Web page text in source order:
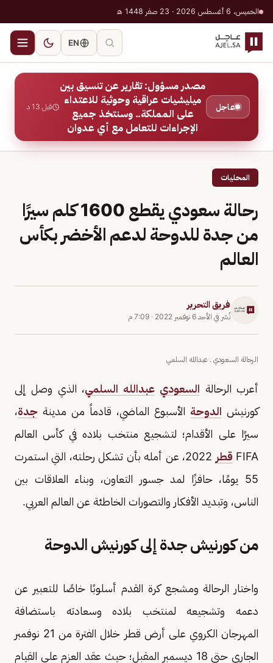
الخميس، 6 أغسطس 2026 · 23 صفر 1448 هـ
EN
عاجل
مصدر مسؤول: تقارير عن تنسيق بين
ميليشيات عراقية وحوثية للاعتداء
على المملكة.. وسنتخذ جميع
الإجراءات للتعامل مع أي عدوان
قبل 13 د
المحليات
رحالة سعودي يقطع 1600 كلم سيرًا
من جدة للدوحة لدعم الأخضر بكأس
العالم
فريق التحرير
نُشر في الأحد 6 نوفمبر 2022 · 7:09 م
الرحالة السعودي ـ عبدالله السلمي
أعرب الرحالة السعودي عبدالله السلمي، الذي وصل إلى
كورنيش الدوحة الأسبوع الماضي، قادماً من مدينة جدة،
سيرًا على الأقدام؛ لتشجيع منتخب بلاده في كأس العالم
FIFA قطر
2022، عن أمله بأن تشكل رحلته، التي استمرت
55 يومًا، حافزًا لمد جسور التعاون، وبناء العلاقات بين
الناس، وتبديد الأفكار والتصورات الخاطئة عن العالم العربي.
من كورنيش جدة إلى كورنيش الدوحة
واختار الرحالة ومشجع كرة القدم أسلوبًا خاصًا للتعبير عن
دعمه وتشجيعه لمنتخب بلاده وسعادته باستضافة
المهرجان الكروي على أرض قطر خلال الفترة من 21 نوفمبر
الجاري حتى 18 ديسمبر المقبل؛ حيث عقد العزم على القيام